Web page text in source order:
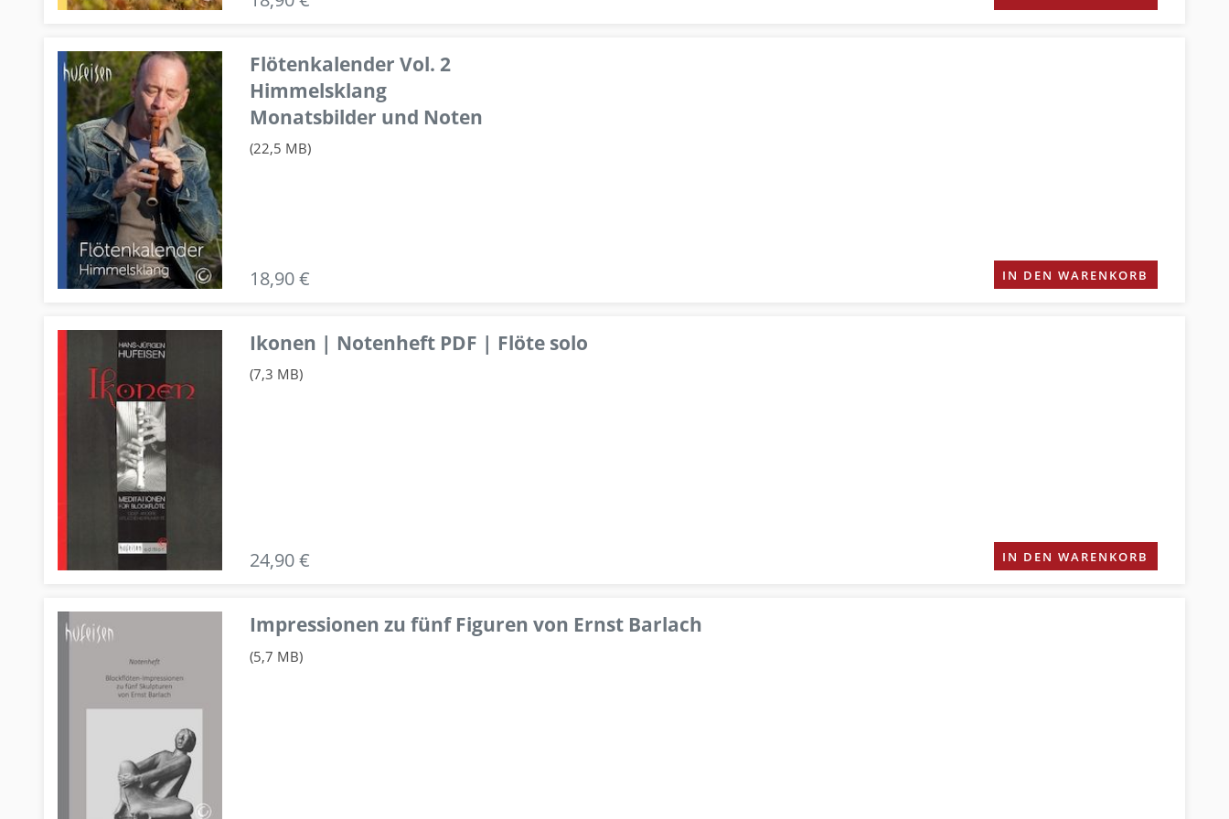
Flötenkalender Vol. 2
Himmelsklang
Monatsbilder und Noten
(22,5 MB)
18,90 € IN DEN WARENKORB
Ikonen | Notenheft PDF | Flöte solo
(7,3 MB)
24,90 € IN DEN WARENKORB
Impressionen zu fünf Figuren von Ernst Barlach
(5,7 MB)